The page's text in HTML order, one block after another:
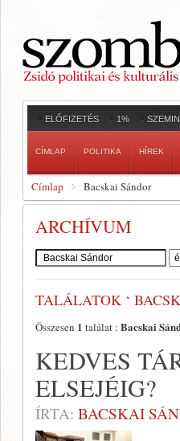
ELŐFIZETÉS 1%
CÍMLAP POLITIKA HÍREK
Címlap Bacskai Sándor
ARCHÍVUM
Szerző:
TALÁLATOK ‘
Összesen 1 találat : Bacskai
KEDVES
ELSEJÉIG?
ÍRTA: BACSKAI